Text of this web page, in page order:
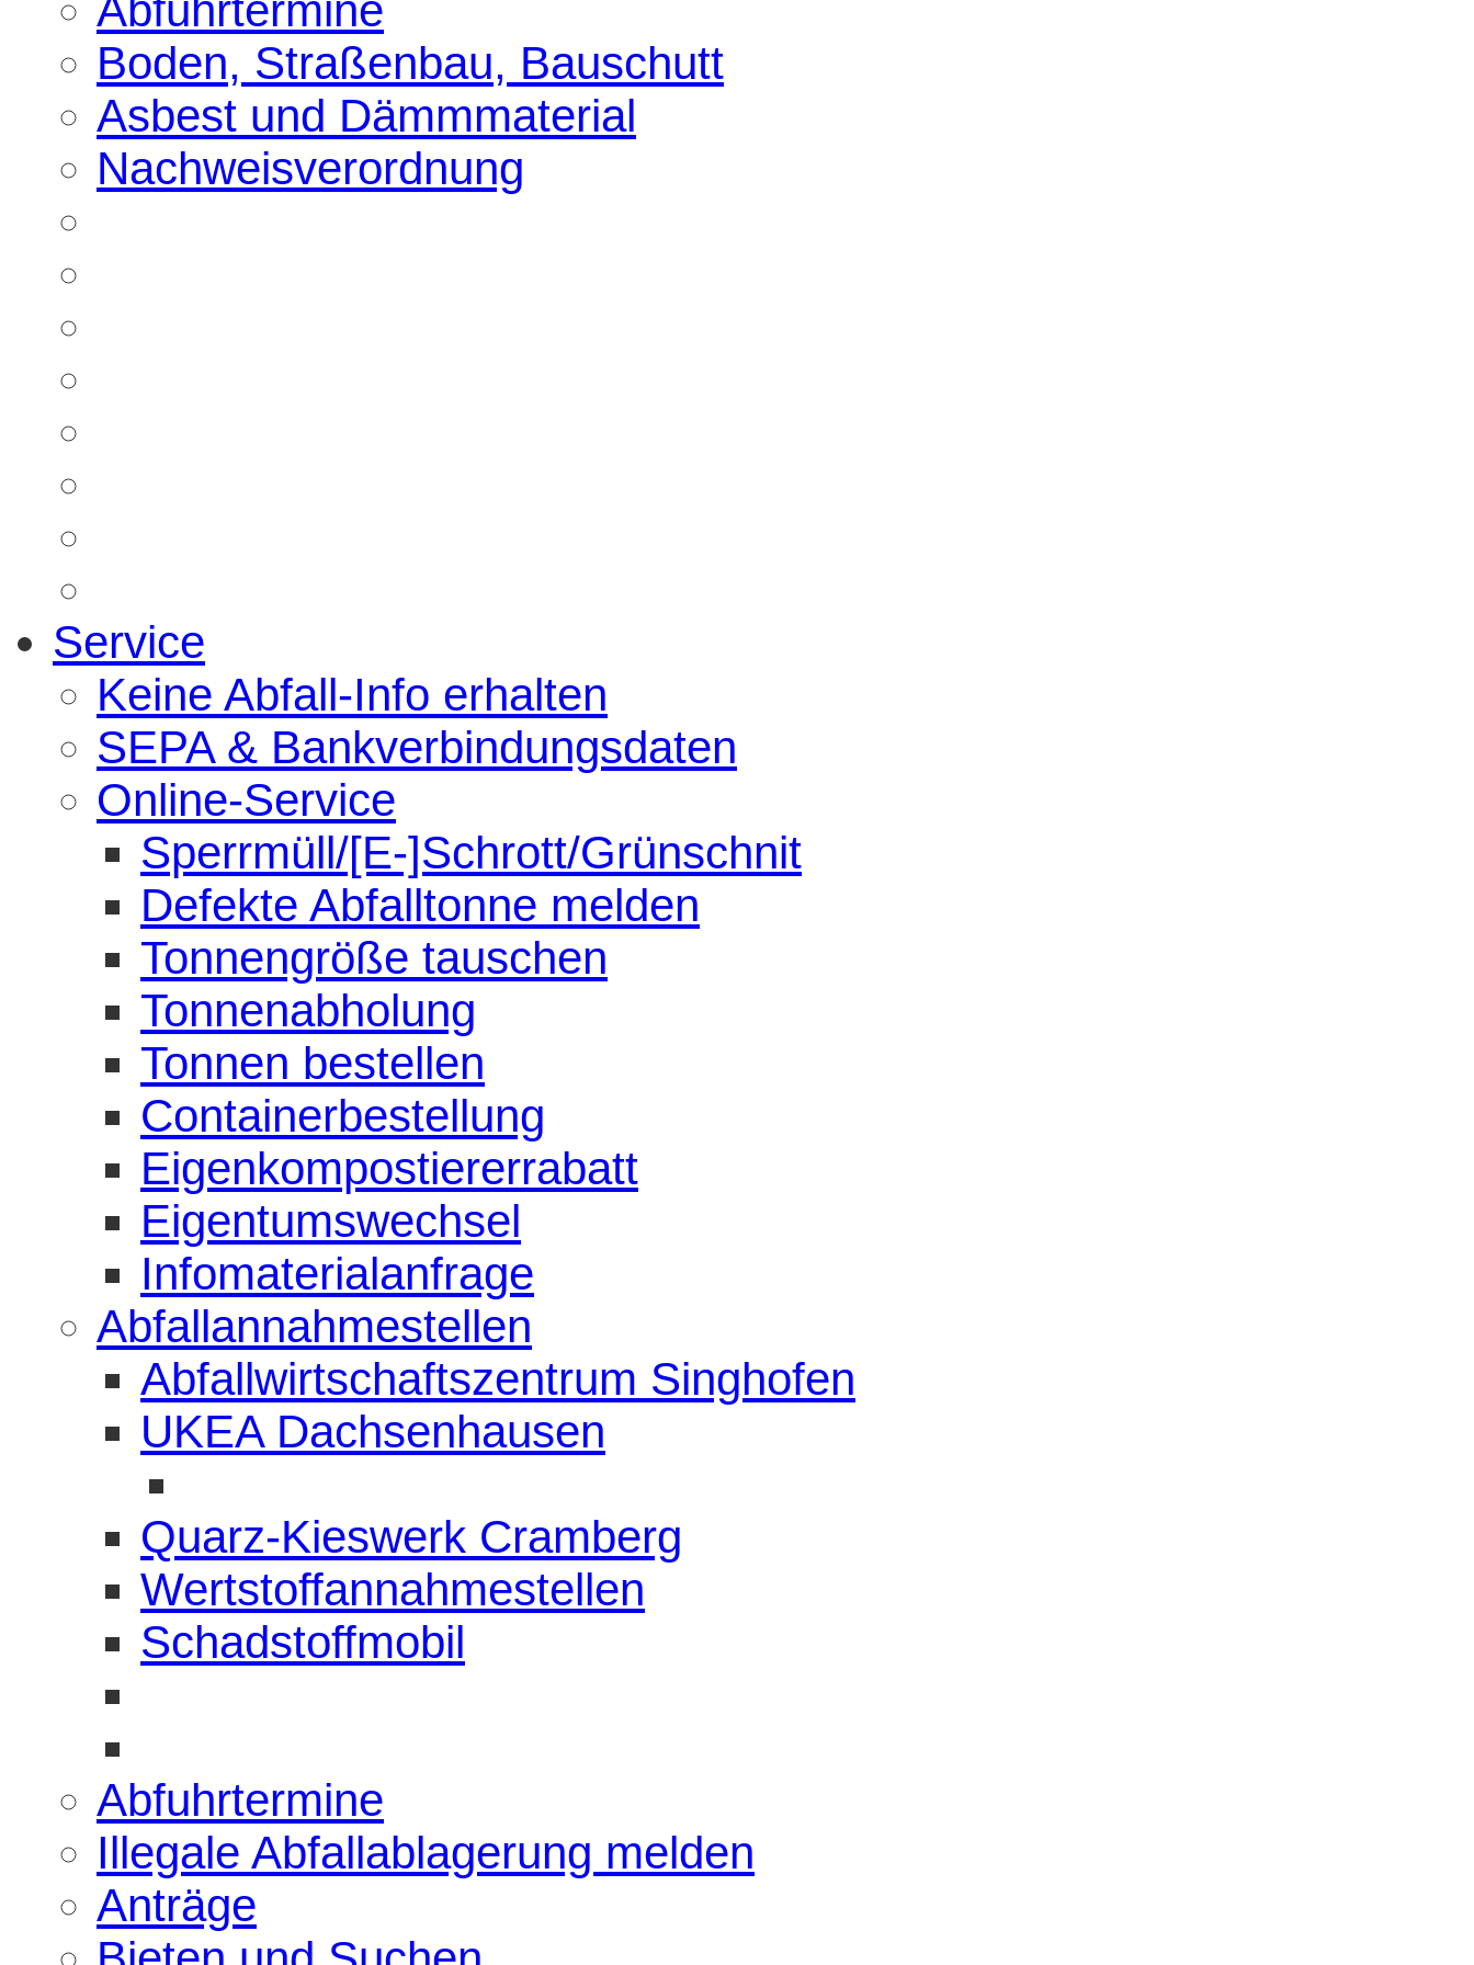
Abfuhrtermine
Boden, Straßenbau, Bauschutt
Asbest und Dämmmaterial
Nachweisverordnung
Service
Keine Abfall-Info erhalten
SEPA & Bankverbindungsdaten
Online-Service
Sperrmüll/[E-]Schrott/Grünschnit
Defekte Abfalltonne melden
Tonnengröße tauschen
Tonnenabholung
Tonnen bestellen
Containerbestellung
Eigenkompostiererrabatt
Eigentumswechsel
Infomaterialanfrage
Abfallannahmestellen
Abfallwirtschaftszentrum Singhofen
UKEA Dachsenhausen
Quarz-Kieswerk Cramberg
Wertstoffannahmestellen
Schadstoffmobil
Abfuhrtermine
Illegale Abfallablagerung melden
Anträge